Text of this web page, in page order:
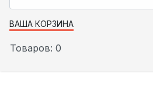
ВАША КОРЗИНА
Товаров: 0